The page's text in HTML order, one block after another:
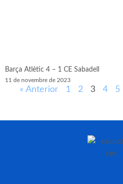
Barça Atlètic 4 – 1 CE Sabadell
11 de novembre de 2023
« Anterior 1 2 3 4 5